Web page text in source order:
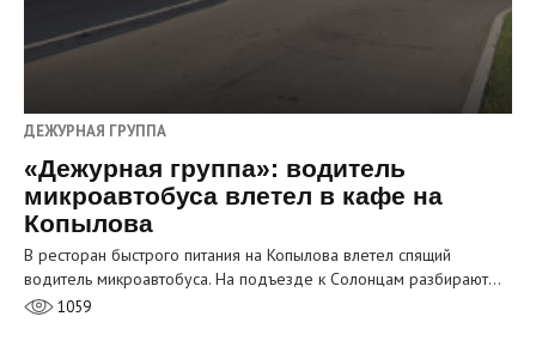
ДЕЖУРНАЯ ГРУППА
«Дежурная группа»: водитель
микроавтобуса влетел в кафе на
Копылова
В ресторан быстрого питания на Копылова влетел спящий
водитель микроавтобуса. На подъезде к Солонцам разбирают…
1059